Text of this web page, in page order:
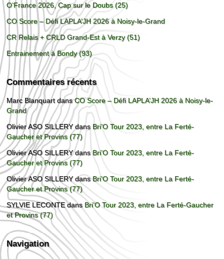
O’France 2026, Cap sur le Doubs (25)
CO Score – Défi LAPLA’JH 2026 à Noisy-le-Grand
CR Relais + CRLD Grand-Est à Verzy (51)
Entrainement à Bondy (93)
Commentaires récents
Marc BlanquartdansCO Score – Défi LAPLA’JH 2026 à Noisy-le-
Grand
Olivier ASO SILLERYdans Bri’O Tour 2023, entre La Ferté-
Gaucher et Provins (77)
Olivier ASO SILLERYdansBri’O Tour 2023, entre La Ferté-
Gaucher et Provins (77)
Olivier ASO SILLERYdansBri’O Tour 2023, entre La Ferté-
Gaucher et Provins (77)
SYLVIE LECONTEdans Bri’O Tour 2023, entre La Ferté-Gaucher
et Provins (77)
Navigation